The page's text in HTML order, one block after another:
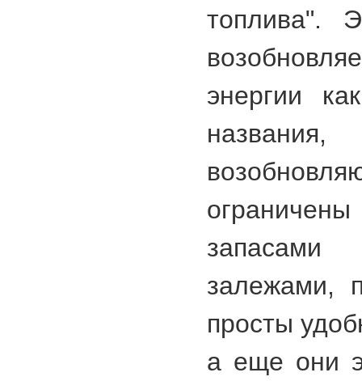
топлива".
энергии
залежами,
просты
а еще они